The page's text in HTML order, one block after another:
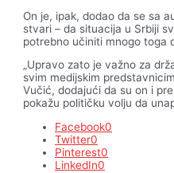
On je, ipak, dodao da se sa
stvari – da situacija u Srbiji
potrebno učiniti mnogo toga
„Upravo zato je važno za
svim medijskim
Vučić, dodajući da su on i
pokažu političku volju da
Facebook0
Twitter0
Pinterest0
LinkedIn0